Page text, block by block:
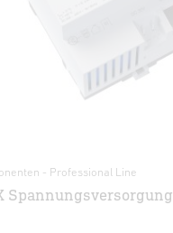
- Professional Line
Spannungsversorgung